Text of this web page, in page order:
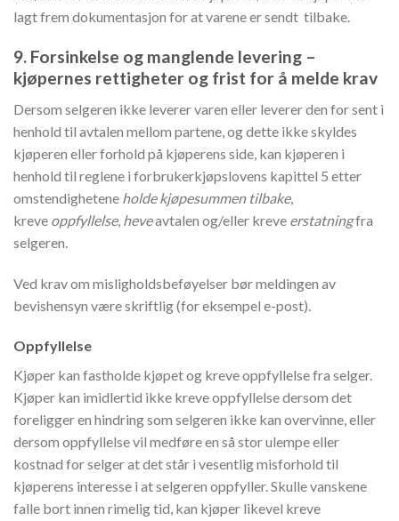
lagt frem dokumentasjon for at varene er sendt tilbake.
9. Forsinkelse og manglende levering –
kjøpernes rettigheter og frist for å melde krav
Dersom selgeren ikke leverer varen eller leverer den for sent i
henhold til avtalen mellom partene, og dette ikke skyldes
kjøperen eller forhold på kjøperens side, kan kjøperen i
henhold til reglene i forbrukerkjøpslovens kapittel 5 etter
omstendighetene holde kjøpesummen tilbake,
kreve oppfyllelse, heveavtalen og/eller kreve erstatningfra
selgeren.
Ved krav om misligholdsbeføyelser bør meldingen av
bevishensyn være skriftlig (for eksempel e-post).
Oppfyllelse
Kjøper kan fastholde kjøpet og kreve oppfyllelse fra selger.
Kjøper kan imidlertid ikke kreve oppfyllelse dersom det
foreligger en hindring som selgeren ikke kan overvinne, eller
dersom oppfyllelse vil medføre en så stor ulempe eller
kostnad for selger at det står i vesentlig misforhold til
kjøperens interesse i at selgeren oppfyller. Skulle vanskene
falle bort innen rimelig tid, kan kjøper likevel kreve